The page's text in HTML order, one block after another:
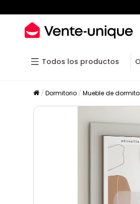
Todos los productos
Dormitorio Mueble de